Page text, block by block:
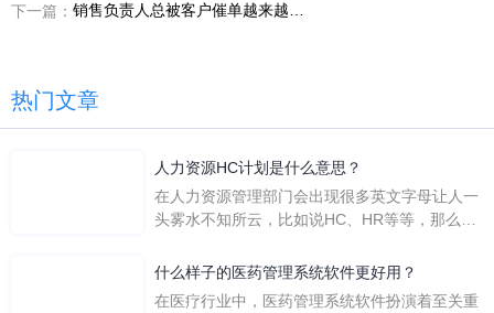
下一篇：
热门文章
人力资源HC计划是什么意思？
在人力资源管理部门会出现很多英文字母让人一
头雾水不知所云，比如说HC、HR等等，那么它
么呢？
什么样子的医药管理系统软件更好用？
在医疗行业中，医药管理系统软件扮演着至关重